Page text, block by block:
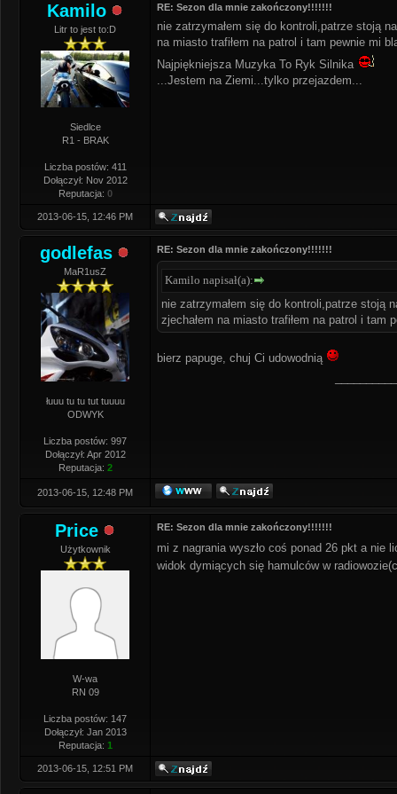
Kamilo
Litr to jest to:D
Siedlce
R1 - BRAK
Liczba postów: 411
Dołączył: Nov 2012
Reputacja: 0
RE: Sezon dla mnie zakończony!!!!!!!
nie zatrzymałem się do kontroli,patrze stoją
na miasto trafiłem na patrol i tam pewnie mi
Najpiękniejsza Muzyka To Ryk Silnika
...Jestem na Ziemi...tylko przejazdem...
2013-06-15, 12:46 PM
godlefas
MaR1usZ
łuuu tu tu tut tuuuu
ODWYK
Liczba postów: 997
Dołączył: Apr 2012
Reputacja: 2
RE: Sezon dla mnie zakończony!!!!!!!
Kamilo napisał(a):
nie zatrzymałem się do kontroli,patrze stoją
zjechałem na miasto trafiłem na patrol i
bierz papuge, chuj Ci udowodnią
2013-06-15, 12:48 PM
Price
Użytkownik
W-wa
RN 09
Liczba postów: 147
Dołączył: Jan 2013
Reputacja: 1
RE: Sezon dla mnie zakończony!!!!!!!
mi z nagrania wyszło coś ponad 26 pkt a nie
widok dymiących się hamulców w
2013-06-15, 12:51 PM